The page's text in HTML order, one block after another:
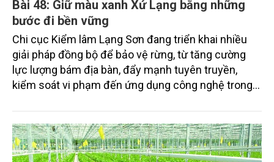
Bài 48: Giữ màu xanh Xứ Lạng bằng những
bước đi bền vững
Chi cục Kiểm lâm Lạng Sơn đang triển khai nhiều
giải pháp đồng bộ để bảo vệ rừng, từ tăng cường
lực lượng bám địa bàn, đẩy mạnh tuyên truyền,
kiểm soát vi phạm đến ứng dụng công nghệ trong